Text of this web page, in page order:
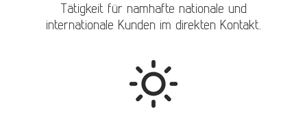
Tätigkeit für namhafte nationale und
internationale Kunden im direkten Kontakt.